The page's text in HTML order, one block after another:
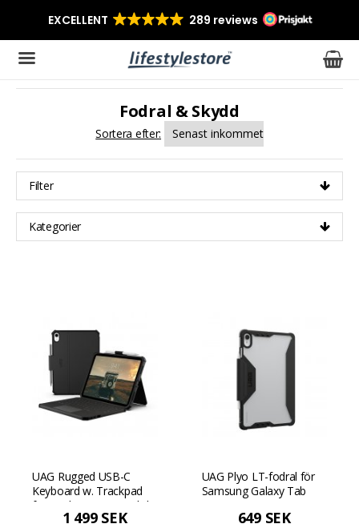
Produkten har blivit tillagd i varukorgen
Fodral & Skydd
Sortera efter:
Filter
Kategorier
UAG Rugged USB-C
Keyboard w. Trackpad
för iPad 11" A16 nordisk
layout (Bulk) - Svart
1 499 SEK
UAG Plyo LT-fodral för
Samsung Galaxy Tab
649 SEK